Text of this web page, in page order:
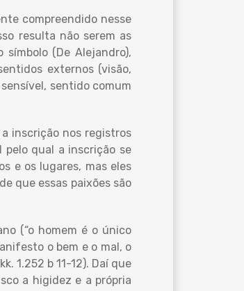
compreendido nesse
resulta não serem as
(De Alejandro),
externos (visão,
sentido comum
inscrição nos registros
pelo qual a inscrição se
e os lugares, mas eles
que essas paixões são
(“o homem é o único
o bem e o mal, o
1.252 b 11-12). Daí que
a higidez e a própria